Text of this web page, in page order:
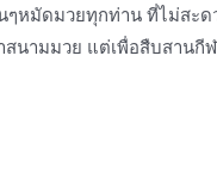
หมัดมวยทุกท่าน ที่ไม่สะด
นามมวย แต่เพื่อสืบสานกี